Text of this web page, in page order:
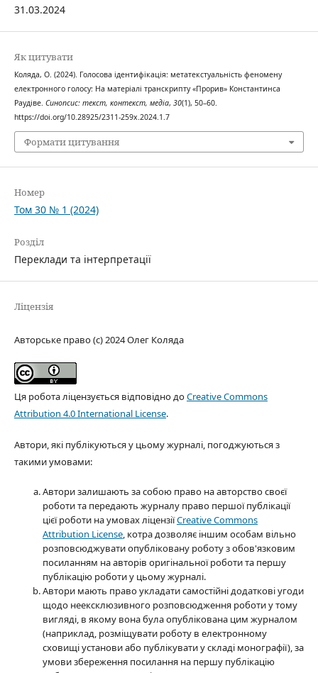
31.03.2024
Як цитувати
Коляда, О. (2024). Голосова ідентифікація: метатекстуальність феномену
електронного голосу: На матеріалі транскрипту «Прорив» Константинса
Раудіве. Синопсис: текст, контекст, медіа, 30(1), 50–60.
https://doi.org/10.28925/2311-259x.2024.1.7
Формати цитування
Номер
Том 30 № 1 (2024)
Розділ
Переклади та інтерпретації
Ліцензія
Авторське право (c) 2024 Олег Коляда
Ця робота ліцензується відповідно доCreative Commons
Attribution 4.0 International License.
Автори, які публікуються у цьому журналі, погоджуються з
такими умовами:
Автори залишають за собою право на авторство своєї
роботи та передають журналу право першої публікації
цієї роботи на умовах ліцензіїCreative Commons
Attribution License, котра дозволяє іншим особам вільно
розповсюджувати опубліковану роботу з обов'язковим
посиланням на авторів оригінальної роботи та першу
публікацію роботи у цьому журналі.
Автори мають право укладати самостійні додаткові угоди
щодо неексклюзивного розповсюдження роботи у тому
вигляді, в якому вона була опублікована цим журналом
(наприклад, розміщувати роботу в електронному
сховищі установи або публікувати у складі монографії), за
умови збереження посилання на першу публікацію